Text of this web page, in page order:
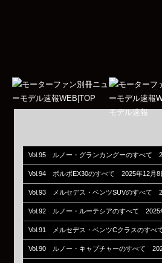
Vol.95 ルノー・グランカングーのすべて
Vol.94 ボルボEX30のすべて 2025年12月8
Vol.93 メルセデス・ベンツSUVのすべて
Vol.92 ルノー・ルーテシアのすべて 2025
Vol.91 メルセデス・ベンツCクラスのすべ
Vol.90 ルノー・キャプチャーのすべて